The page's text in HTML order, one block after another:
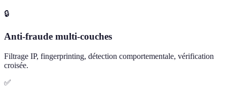
🔒
Anti-fraude multi-couches
Filtrage IP, fingerprinting, détection comportementale, vérification
croisée.
✅